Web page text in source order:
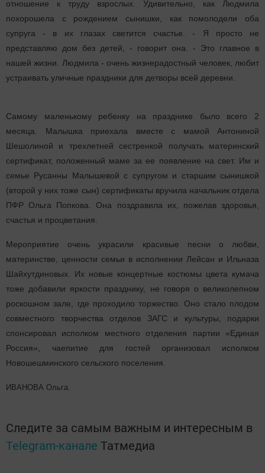
отношение к труду взрослых. Удивительно, как Людмила
похорошела с рождением сынишки, как помолодели оба
супруга - в их глазах светится счастье. - Я просто не
представляю дом без детей, - говорит она. - Это главное в
нашей жизни. Людмила - очень жизнерадостный человек, любит
устраивать уличные праздники для детворы всей деревни.
Самому маленькому ребенку на празднике было всего 2
месяца. Малышка приехала вместе с мамой Антониной
Шешолиной и трехлетней сестренкой получать материнский
сертификат, положенный маме за ее появление на свет. Им и
семье Русанны Малышевой с супругом и старшим сынишкой
(второй у них тоже сын) сертификаты вручила начальник отдела
ПФР Ольга Попкова. Она поздравила их, пожелав здоровья,
счастья и процветания.
Мероприятие очень украсили красивые песни о любви,
материнстве, ценности семьи в исполнении Лейсан и Ильназа
Шайхутдиновых. Их новые концертные костюмы цвета кумача
тоже добавили яркости празднику, не говоря о великолепном
роскошном зале, где проходило торжество. Оно стало плодом
совместного творчества отделов ЗАГС и культуры, подарки
спонсировал исполком местного отделения партии «Единая
Россия», чаепитие для гостей организовал исполком
Новошешминского сельского поселения.
ИВАНОВА Ольга.
Следите за самым важным и интересным в
Telegram-канале Татмедиа